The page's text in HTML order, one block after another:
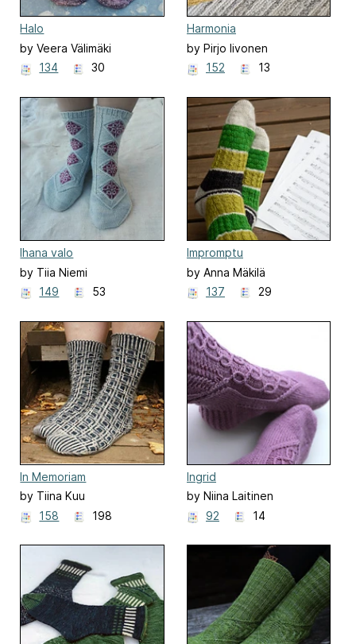
Halo
by Veera Välimäki
134
30
Harmonia
by Pirjo Iivonen
152
13
Ihana valo
by Tiia Niemi
149
53
Impromptu
by Anna Mäkilä
137
29
In Memoriam
by Tiina Kuu
158
198
Ingrid
by Niina Laitinen
92
14